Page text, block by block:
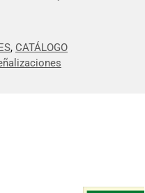
, CATÁLOGO